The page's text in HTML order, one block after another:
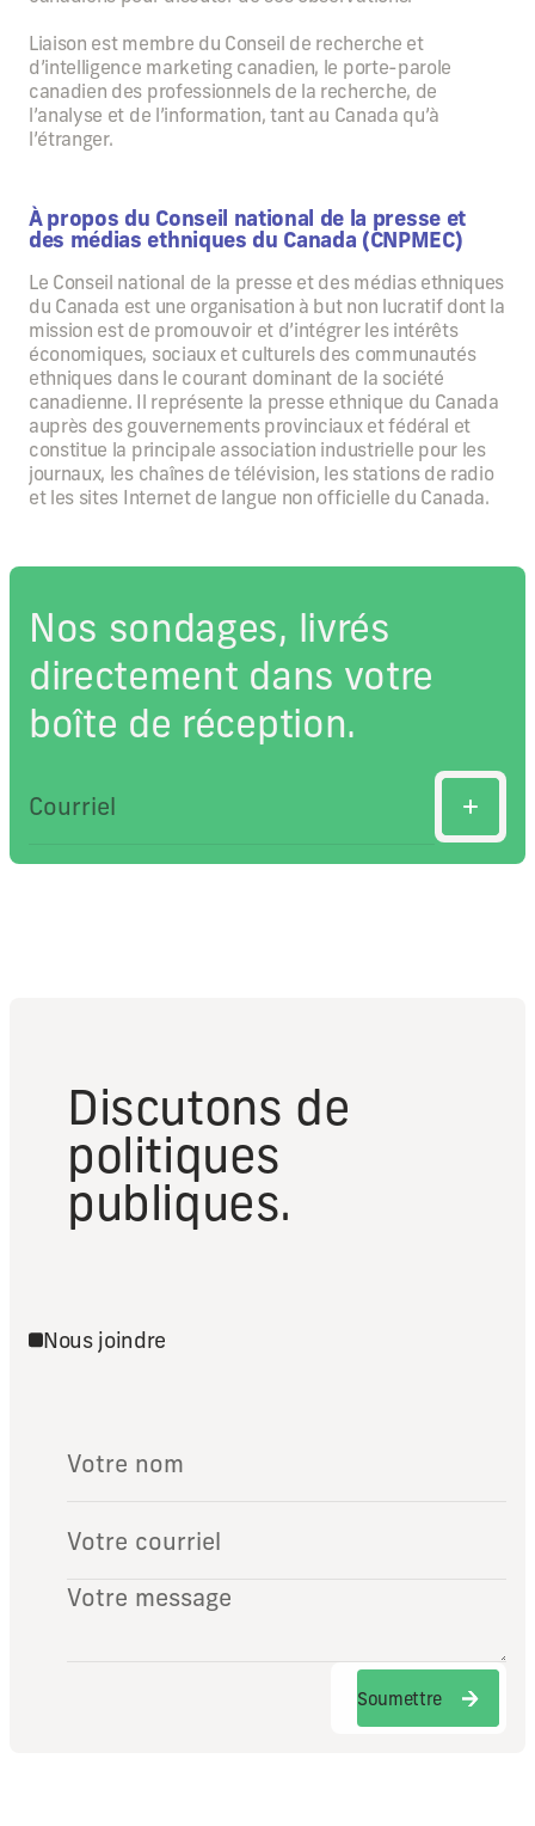
Nos sondages, livrés
directement dans votre
boîte de réception.
Liaison est membre du Conseil de recherche et
d’intelligence marketing canadien, le porte-parole
canadien des professionnels de la recherche, de
l’analyse et de l’information, tant au Canada qu’à
l’étranger.
À propos du Conseil national de la presse et
des médias ethniques du Canada (CNPMEC)
Le Conseil national de la presse et des médias ethniques
du Canada est une organisation à but non lucratif dont la
mission est de promouvoir et d’intégrer les intérêts
économiques, sociaux et culturels des communautés
ethniques dans le courant dominant de la société
canadienne. Il représente la presse ethnique du Canada
auprès des gouvernements provinciaux et fédéral et
constitue la principale association industrielle pour les
journaux, les chaînes de télévision, les stations de radio
et les sites Internet de langue non officielle du Canada.
Discutons de
politiques
publiques.
Nous joindre
Soumettre
Soumettre